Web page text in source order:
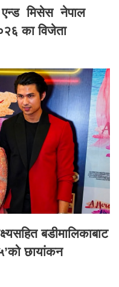
एन्ड मिसेस नेपाल
का विजेता
बडीमालिकाबाट
छायांकन